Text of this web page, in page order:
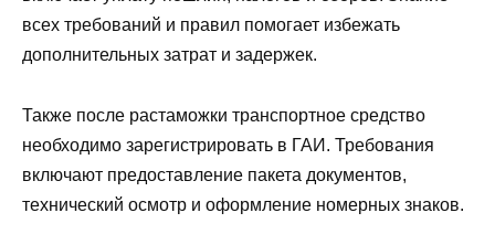
всех требований и правил помогает избежать
дополнительных затрат и задержек.
Также после растаможки транспортное средство
необходимо зарегистрировать в ГАИ. Требования
включают предоставление пакета документов,
технический осмотр и оформление номерных знаков.